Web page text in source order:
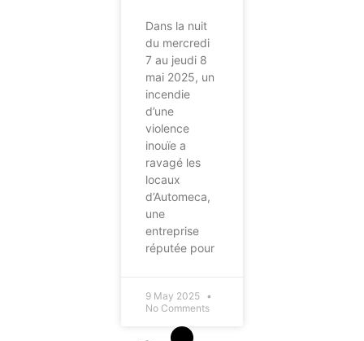
Dans la nuit
du mercredi
7 au jeudi 8
mai 2025, un
incendie
d’une
violence
inouïe a
ravagé les
locaux
d’Automeca,
une
entreprise
réputée pour
9 May 2025
No Comments